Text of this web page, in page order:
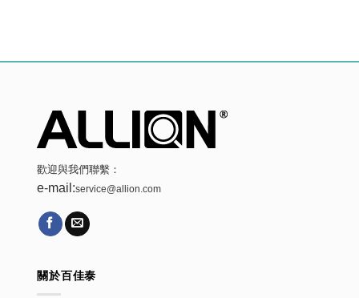
歡迎與我們聯繫：
e-mail:service@allion.com
關於百佳泰